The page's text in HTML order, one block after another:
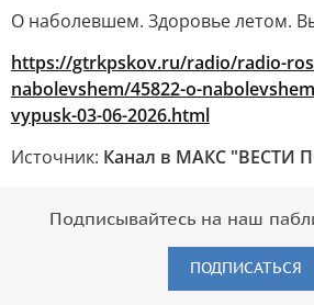
О наболевшем. Здоровье летом.
https://gtrkpskov.ru/radio/radio-
nabolevshem/45822-o-
vypusk-03-06-2026.html
Источник: Канал в МАКС "ВЕСТИ
Подписывайтесь на наш
ПОДПИСАТЬСЯ